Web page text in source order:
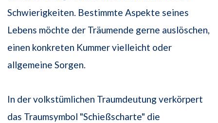
Schwierigkeiten. Bestimmte Aspekte seines
Lebens möchte der Träumende gerne auslöschen,
einen konkreten Kummer vielleicht oder
allgemeine Sorgen.
In der volkstümlichen Traumdeutung verkörpert
das Traumsymbol "Schießscharte" die